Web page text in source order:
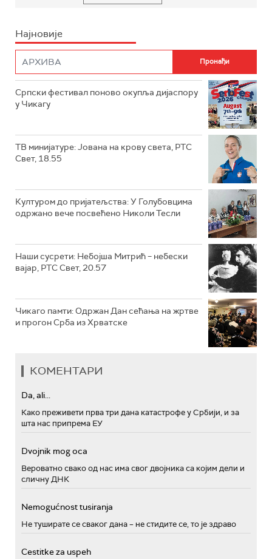
Најновије
Српски фестивал поново окупља дијаспору
у Чикагу
ТВ минијатуре: Јована на крову света, РТС
Свет, 18.55
Културом до пријатељства: У Голубовцима
одржано вече посвећено Николи Тесли
Наши сусрети: Небојша Митрић – небески
вајар, РТС Свет, 20.57
Чикаго памти: Одржан Дан сећања на жртве
и прогон Срба из Хрватске
КОМЕНТАРИ
Da, ali...
Како преживети прва три дана катастрофе у Србији, и за
шта нас припрема ЕУ
Dvojnik mog oca
Вероватно свако од нас има свог двојника са којим дели и
сличну ДНК
Nemogućnost tusiranja
Не туширате се сваког дана – не стидите се, то је здраво
Cestitke za uspeh